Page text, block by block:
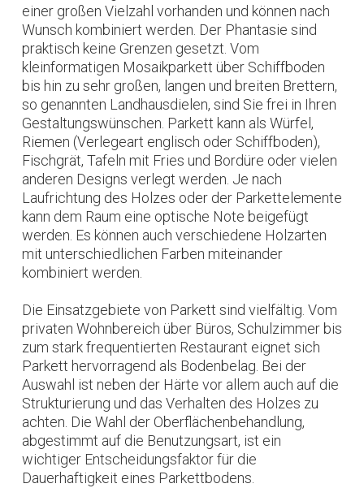
einer großen Vielzahl vorhanden und können nach
Wunsch kombiniert werden. Der Phantasie sind
praktisch keine Grenzen gesetzt. Vom
kleinformatigen Mosaikparkett über Schiffboden
bis hin zu sehr großen, langen und breiten Brettern,
so genannten Landhausdielen, sind Sie frei in Ihren
Gestaltungswünschen. Parkett kann als Würfel,
Riemen (Verlegeart englisch oder Schiffboden),
Fischgrät, Tafeln mit Fries und Bordüre oder vielen
anderen Designs verlegt werden. Je nach
Laufrichtung des Holzes oder der Parkettelemente
kann dem Raum eine optische Note beigefügt
werden. Es können auch verschiedene Holzarten
mit unterschiedlichen Farben miteinander
kombiniert werden.
Die Einsatzgebiete von Parkett sind vielfältig. Vom
privaten Wohnbereich über Büros, Schulzimmer bis
zum stark frequentierten Restaurant eignet sich
Parkett hervorragend als Bodenbelag. Bei der
Auswahl ist neben der Härte vor allem auch auf die
Strukturierung und das Verhalten des Holzes zu
achten. Die Wahl der Oberflächenbehandlung,
abgestimmt auf die Benutzungsart, ist ein
wichtiger Entscheidungsfaktor für die
Dauerhaftigkeit eines Parkettbodens.